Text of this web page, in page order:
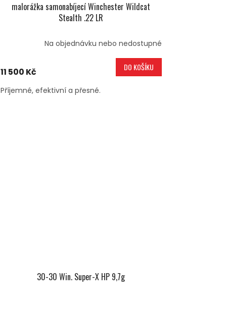
malorážka samonabíjecí Winchester Wildcat
Stealth .22 LR
Na objednávku nebo nedostupné
11 500 Kč DO KOŠÍKU
Příjemné, efektivní a přesné.
30-30 Win. Super-X HP 9,7g